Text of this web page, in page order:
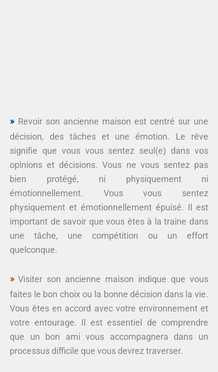
Revoir son ancienne maison est centré sur une
décision, des tâches et une émotion. Le rêve
signifie que vous vous sentez seul(e) dans vos
opinions et décisions. Vous ne vous sentez pas
bien protégé, ni physiquement ni
émotionnellement. Vous vous sentez
physiquement et émotionnellement épuisé. Il est
important de savoir que vous êtes à la traîne dans
une tâche, une compétition ou un effort
quelconque.
Visiter son ancienne maison indique que vous
faites le bon choix ou la bonne décision dans la vie.
Vous êtes en accord avec votre environnement et
votre entourage. Il est essentiel de comprendre
que un bon ami vous accompagnera dans un
processus difficile que vous devrez traverser.